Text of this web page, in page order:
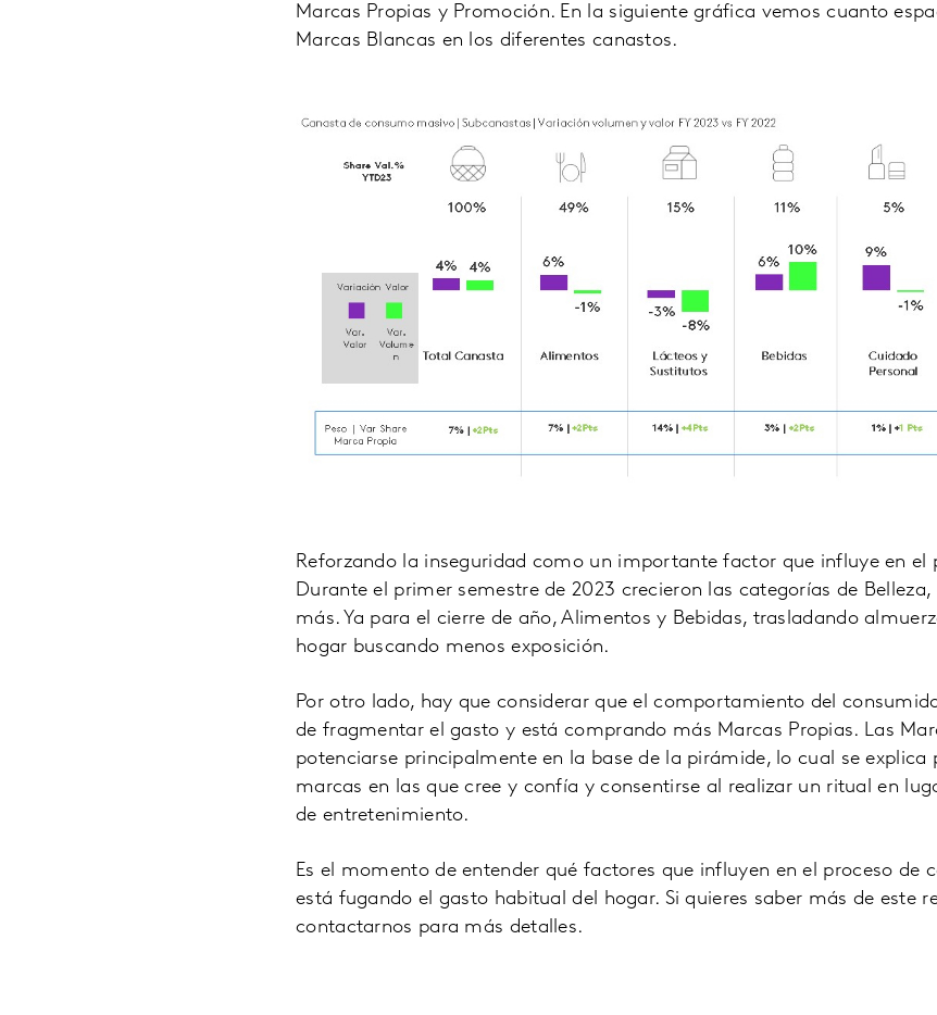
Marcas Propias y Promoción. En la siguiente gráfica vemos cuanto
Marcas Blancas en los diferentes canastos.
Reforzando la inseguridad como un importante factor que influye en el
Durante el primer semestre de 2023 crecieron las categorías de
más. Ya para el cierre de año, Alimentos y Bebidas, trasladando
hogar buscando menos exposición.
Por otro lado, hay que considerar que el comportamiento del
de fragmentar el gasto y está comprando más Marcas Propias. Las
potenciarse principalmente en la base de la pirámide, lo cual se explica
marcas en las que cree y confía y consentirse al realizar un ritual en
de entretenimiento.
Es el momento de entender qué factores que influyen en el proceso de
está fugando el gasto habitual del hogar. Si quieres saber más de este
contactarnos para más detalles.